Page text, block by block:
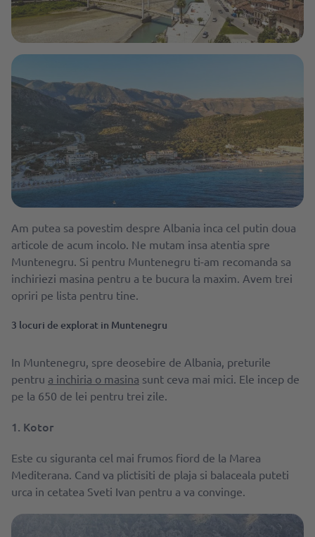
Am putea sa povestim despre Albania inca cel putin doua
articole de acum incolo. Ne mutam insa atentia spre
Muntenegru. Si pentru Muntenegru ti-am recomanda sa
inchiriezi masina pentru a te bucura la maxim. Avem trei
opriri pe lista pentru tine.
3 locuri de explorat in Muntenegru
In Muntenegru, spre deosebire de Albania, preturile
pentru a inchiria o masina sunt ceva mai mici. Ele incep de
pe la 650 de lei pentru trei zile.
1. Kotor
Este cu siguranta cel mai frumos fiord de la Marea
Mediterana. Cand va plictisiti de plaja si balaceala puteti
urca in cetatea Sveti Ivan pentru a va convinge.